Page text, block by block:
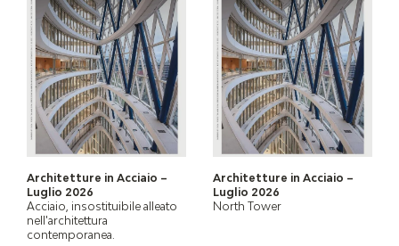
Architetture in Acciaio –
Luglio 2026
Acciaio, insostituibile alleato
nell'architettura
contemporanea.
Architetture in Acciaio –
Luglio 2026
North Tower